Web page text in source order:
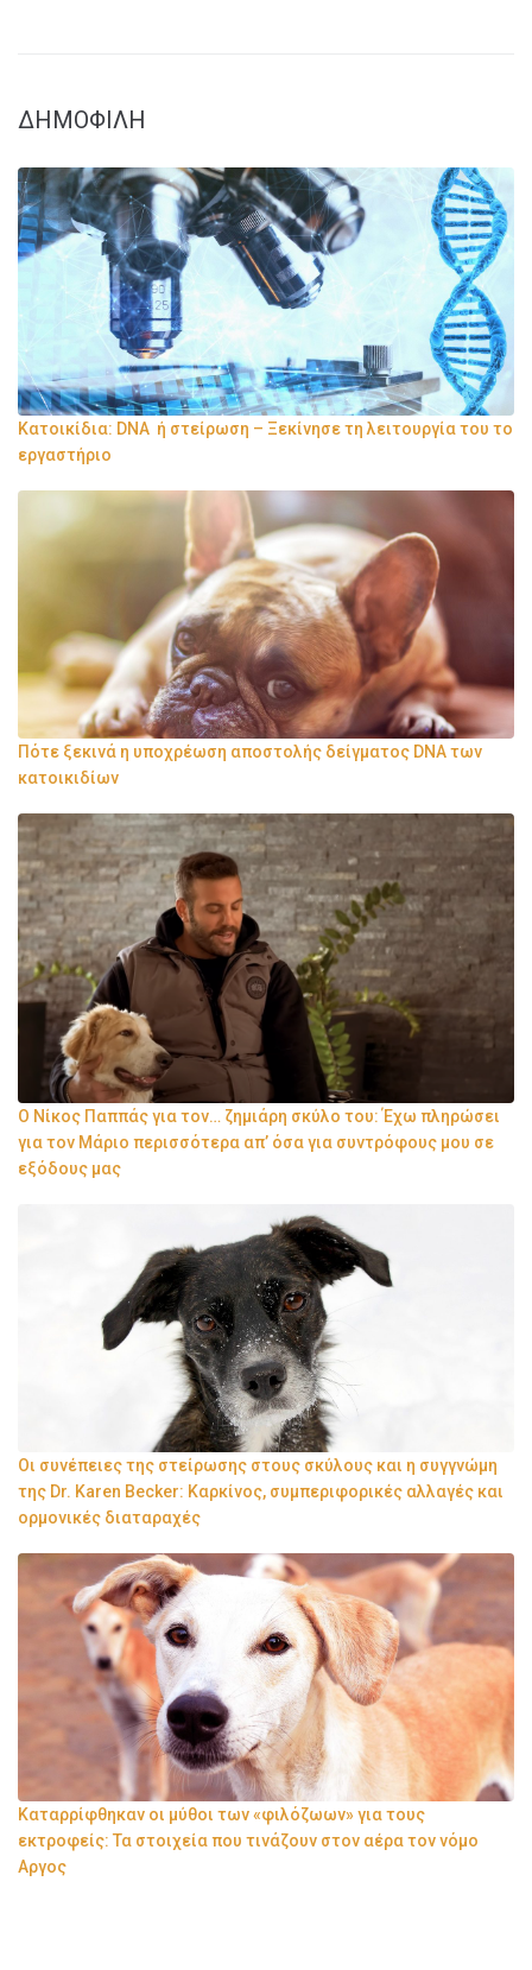
ΔΗΜΟΦΙΛΗ
Κατοικίδια: DNA ή στείρωση – Ξεκίνησε τη λειτουργία του το
εργαστήριο
Πότε ξεκινά η υποχρέωση αποστολής δείγματος DNA των
κατοικιδίων
Ο Νίκος Παππάς για τον… ζημιάρη σκύλο του: Έχω πληρώσει
για τον Μάριο περισσότερα απ’ όσα για συντρόφους μου σε
εξόδους μας
Οι συνέπειες της στείρωσης στους σκύλους και η συγγνώμη
της Dr. Karen Becker: Καρκίνος, συμπεριφορικές αλλαγές και
ορμονικές διαταραχές
Καταρρίφθηκαν οι μύθοι των «φιλόζωων» για τους
εκτροφείς: Τα στοιχεία που τινάζουν στον αέρα τον νόμο
Αργος